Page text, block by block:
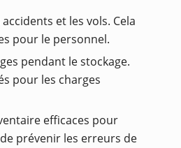
et les vols. Cela
pour le personnel.
pendant le stockage.
pour les charges
efficaces pour
prévenir les erreurs de